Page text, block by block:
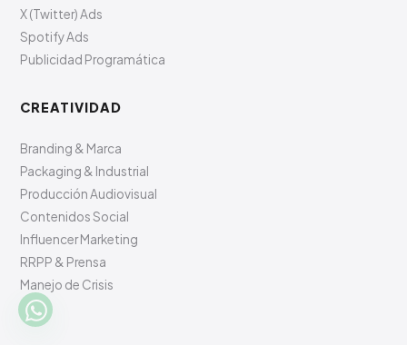
X (Twitter) Ads
Spotify Ads
Publicidad Programática
CREATIVIDAD
Branding & Marca
Packaging & Industrial
Producción Audiovisual
Contenidos Social
Influencer Marketing
RRPP & Prensa
Manejo de Crisis